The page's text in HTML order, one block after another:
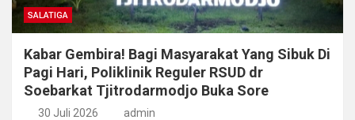
SALATIGA
Kabar Gembira! Bagi Masyarakat Yang Sibuk Di
Pagi Hari, Poliklinik Reguler RSUD dr
Soebarkat Tjitrodarmodjo Buka Sore
30 Juli 2026 admin